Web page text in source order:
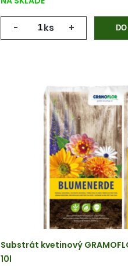
- ks +
Substrát kvetinový
10l